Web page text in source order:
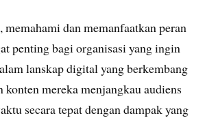
dan memanfaatkan peran
penting bagi organisasi yang ingin
lanskap digital yang berkembang
konten mereka menjangkau audiens
secara tepat dengan dampak yang